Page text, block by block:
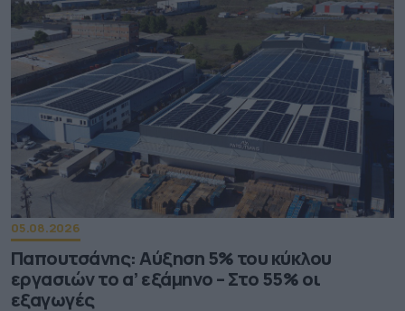
05.08.2026
Παπουτσάνης: Αύξηση 5% του κύκλου
εργασιών το α’ εξάμηνο – Στο 55% οι
εξαγωγές